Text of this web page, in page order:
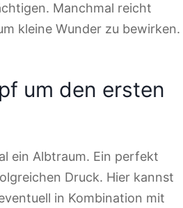
Manchmal reicht
kleine Wunder zu bewirken.
um den ersten
ein Albtraum. Ein perfekt
Druck. Hier kannst
in Kombination mit